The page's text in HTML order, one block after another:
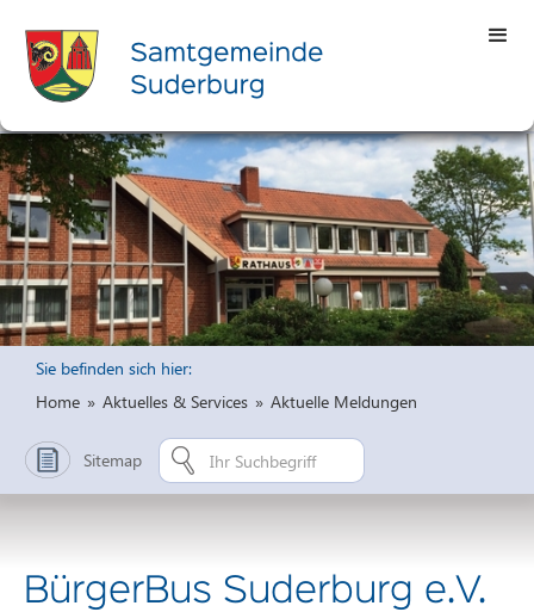
Sie befinden sich hier:
Home » Aktuelles & Services » Aktuelle Meldungen
Sitemap
BürgerBus Suderburg e.V.